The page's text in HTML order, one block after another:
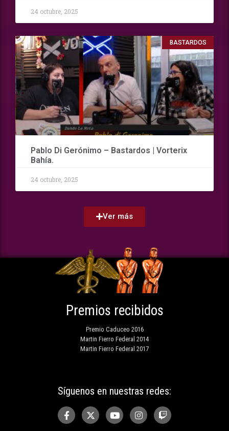
24 octubre, 2025
BASTARDOS
Pablo Di Gerónimo – Bastardos | Vorterix
Bahía.
24 octubre, 2025
Ver más
Síguenos en nuestras redes:
Premios recibidos
Premio Caduceo 2016
Martin Fierro Federal 2014
Martin Fierro Federal 2017